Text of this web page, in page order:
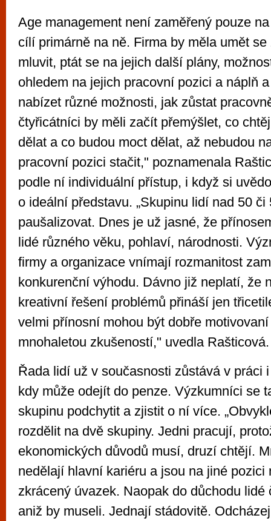
Age management není zaměřený pouze
cílí primárně na ně. Firma by měla umět
mluvit, ptát se na jejich další plány,
ohledem na jejich pracovní pozici a náplň
nabízet různé možnosti, jak zůstat
čtyřicátníci by měli začít přemýšlet, co
dělat a co budou moct dělat, až nebudou
pracovní pozici stačit," poznamenala
podle ní individuální přístup, i když si
o ideální představu. „Skupinu lidí nad 50 či
paušalizovat. Dnes je už jasné, že
lidé různého věku, pohlaví, národnosti.
firmy a organizace vnímají rozmanitost
konkurenční výhodu. Dávno již neplatí, že
kreativní řešení problémů přináší jen
velmi přínosní mohou být dobře
mnohaletou zkušeností," uvedla Rašticová.
Řada lidí už v současnosti zůstává v práci
kdy může odejít do penze. Výzkumníci se
skupinu podchytit a zjistit o ní více.
rozdělit na dvě skupiny. Jedni pracují,
ekonomických důvodů musí, druzí chtějí.
nedělají hlavní kariéru a jsou na jiné pozici
zkrácený úvazek. Naopak do důchodu lidé
aniž by museli. Jednají stádovitě.